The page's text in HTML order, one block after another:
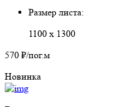
Размер листа:
1100 х 1300
570 ₽/пог.м
Новинка